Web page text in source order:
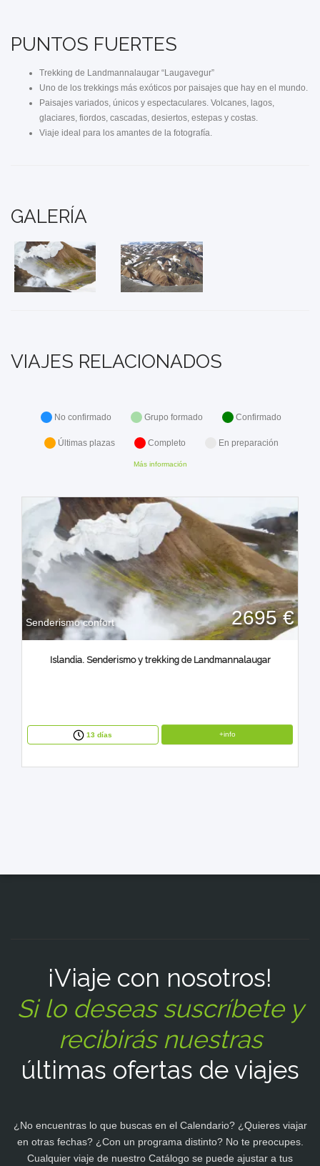
PUNTOS FUERTES
Trekking de Landmannalaugar “Laugavegur”
Uno de los trekkings más exóticos por paisajes que hay en el mundo.
Paisajes variados, únicos y espectaculares. Volcanes, lagos,
glaciares, fiordos, cascadas, desiertos, estepas y costas.
Viaje ideal para los amantes de la fotografía.
GALERÍA
VIAJES RELACIONADOS
No confirmado Grupo formado Confirmado
Últimas plazas Completo En preparación
Más información
Senderismo confort 2695 €
Islandia. Senderismo y trekking de Landmannalaugar
13 días +info
¡Viaje con nosotros!
Si lo deseas suscríbete y
recibirás nuestras
últimas ofertas de viajes
¿No encuentras lo que buscas en el Calendario? ¿Quieres viajar
en otras fechas? ¿Con un programa distinto? No te preocupes.
Cualquier viaje de nuestro Catálogo se puede ajustar a tus